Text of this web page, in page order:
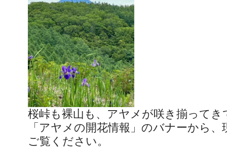
桜峠も裸山も、アヤメが咲き揃ってき
「アヤメの開花情報」のバナーから
ご覧ください。